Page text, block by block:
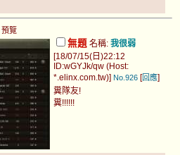
預覽
無題 名稱: 我很弱
[18/07/15(日)22:12
ID:wGYJk/qw (Host:
*.elinx.com.tw)] No.926 [回應]
糞隊友!
糞!!!!!!